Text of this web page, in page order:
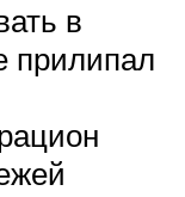
в
прилипал